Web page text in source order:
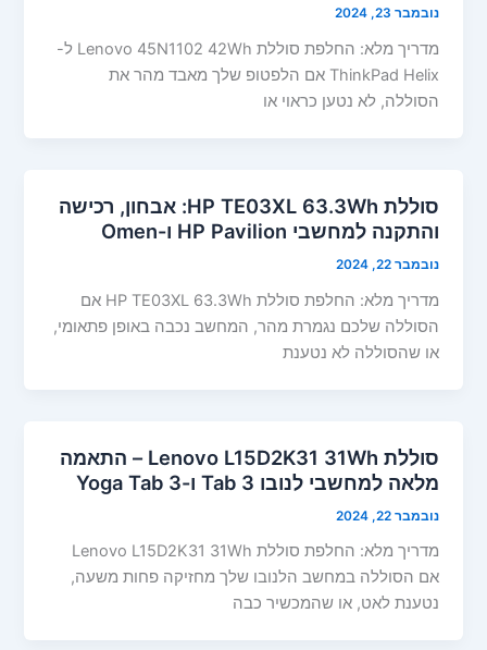
נובמבר 23, 2024
מדריך מלא: החלפת סוללת Lenovo 45N1102 42Wh ל-
ThinkPad Helix אם הלפטופ שלך מאבד מהר את
הסוללה, לא נטען כראוי או
סוללת HP TE03XL 63.3Wh: אבחון, רכישה
והתקנה למחשבי HP Pavilion ו-Omen
נובמבר 22, 2024
מדריך מלא: החלפת סוללת HP TE03XL 63.3Wh אם
הסוללה שלכם נגמרת מהר, המחשב נכבה באופן פתאומי,
או שהסוללה לא נטענת
סוללת Lenovo L15D2K31 31Wh – התאמה
מלאה למחשבי לנובו Tab 3 ו-Yoga Tab 3
נובמבר 22, 2024
מדריך מלא: החלפת סוללת Lenovo L15D2K31 31Wh
אם הסוללה במחשב הלנובו שלך מחזיקה פחות משעה,
נטענת לאט, או שהמכשיר כבה